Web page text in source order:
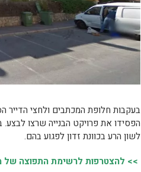
בעקבות חלופת המכתבים ולחצי הדייר
הפסידו את פרויקט הבנייה שרצו לבצע.
לשון הרע בכוונת זדון לפגוע בהם.
>> להצטרפות לרשימת התפוצה של